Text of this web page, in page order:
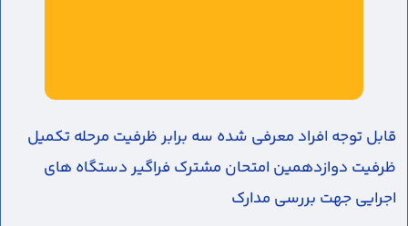
قابل توجه افراد معرفی شده سه برابر ظرفیت مرحله تکمیل
ظرفیت دوازدهمین امتحان مشترک فراگیر دستگاه های
اجرایی جهت بررسی مدارک